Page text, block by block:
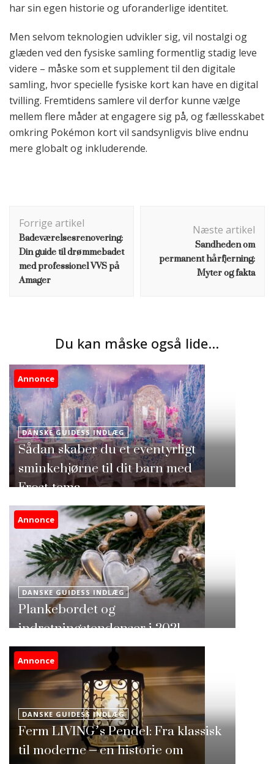
har sin egen historie og uforanderlige identitet.
Men selvom teknologien udvikler sig, vil nostalgi og
glæden ved den fysiske samling formentlig stadig leve
videre – måske som et supplement til den digitale
samling, hvor specielle fysiske kort kan have en digital
tvilling. Fremtidens samlere vil derfor kunne vælge
mellem flere måder at engagere sig på, og fællesskabet
omkring Pokémon kort vil sandsynligvis blive endnu
mere globalt og inkluderende.
Forrige artikel
Badeværelsesrenovering:
Din guide til drømmebadet
med professionel VVS på
Amager
Næste artikel
Sandheden om
permanent hårfjerning:
Myter og fakta
Du kan måske også lide...
Annonce
DANSKE GUIDESS INDLÆG
Sådan skaber du et eventyrligt
sminkehjørne til dit barn med
Frost-tema
Annonce
DANSKE GUIDESS INDLÆG
Plankebordet og
indretningstendenser i 2021
Annonce
DANSKE GUIDESS INDLÆG
Ferm LIVING’s Pendel: Fra klassisk
til moderne – en historie om